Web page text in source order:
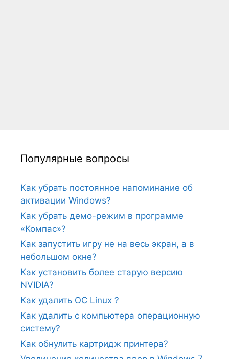
Популярные вопросы
Как убрать постоянное напоминание об
активации Windows?
Как убрать демо-режим в программе
«Компас»?
Как запустить игру не на весь экран, а в
небольшом окне?
Как установить более старую версию
NVIDIA?
Как удалить ОС Linux ?
Как удалить с компьютера операционную
систему?
Как обнулить картридж принтера?